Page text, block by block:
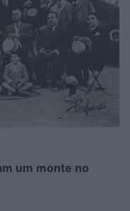
um monte no